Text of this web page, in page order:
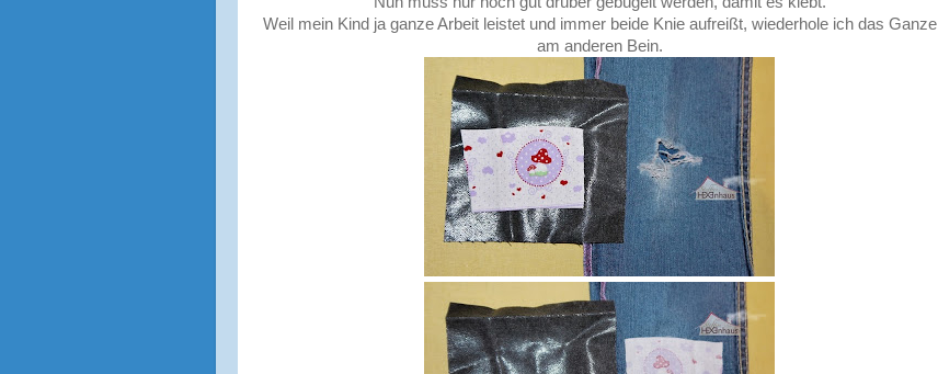
Weil mein Kind ja ganze Arbeit leistet und immer beide Knie aufreißt, wiederhole ich das Ganze
am anderen Bein.